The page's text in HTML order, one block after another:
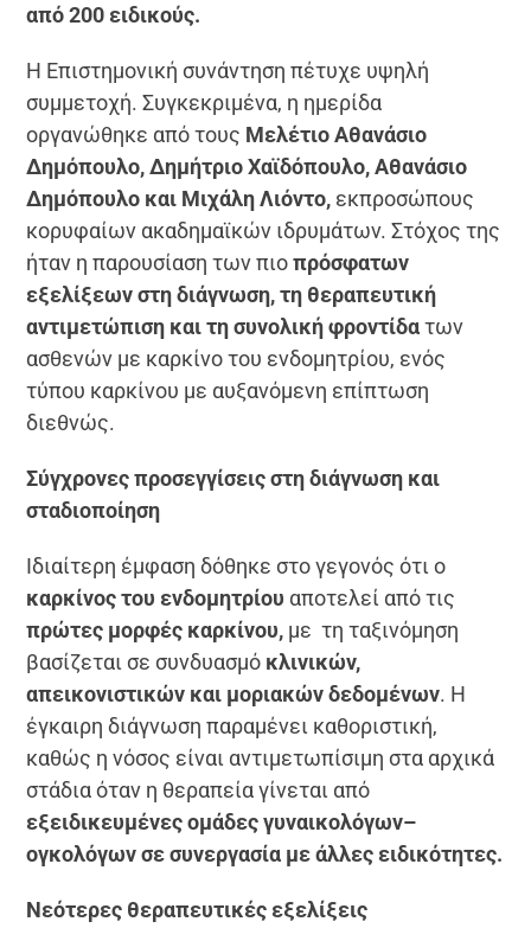
από 200 ειδικούς.
Η Επιστημονική συνάντηση πέτυχε υψηλή
συμμετοχή. Συγκεκριμένα, η ημερίδα
οργανώθηκε από τους Μελέτιο Αθανάσιο
Δημόπουλο, Δημήτριο Χαϊδόπουλο, Αθανάσιο
Δημόπουλο και Μιχάλη Λιόντο, εκπροσώπους
κορυφαίων ακαδημαϊκών ιδρυμάτων. Στόχος της
ήταν η παρουσίαση των πιοπρόσφατων
εξελίξεων στη διάγνωση, τη θεραπευτική
αντιμετώπιση και τη συνολική φροντίδατων
ασθενών με καρκίνο του ενδομητρίου, ενός
τύπου καρκίνου με αυξανόμενη επίπτωση
διεθνώς.
Σύγχρονες προσεγγίσεις στη διάγνωση και
σταδιοποίηση
Ιδιαίτερη έμφαση δόθηκε στο γεγονός ότι ο
καρκίνος του ενδομητρίου αποτελεί από τις
πρώτες μορφές καρκίνου, με τη ταξινόμηση
βασίζεται σε συνδυασμό κλινικών,
απεικονιστικών και μοριακών δεδομένων. Η
έγκαιρη διάγνωση παραμένει καθοριστική,
καθώς η νόσος είναι αντιμετωπίσιμη στα αρχικά
στάδια όταν η θεραπεία γίνεται από
εξειδικευμένες ομάδες γυναικολόγων–
ογκολόγων σε συνεργασία με άλλες ειδικότητες.
Νεότερες θεραπευτικές εξελίξεις